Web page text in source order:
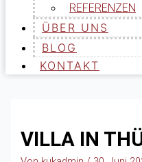
REFERENZEN
ÜBER UNS
BLOG
KONTAKT
VILLA IN